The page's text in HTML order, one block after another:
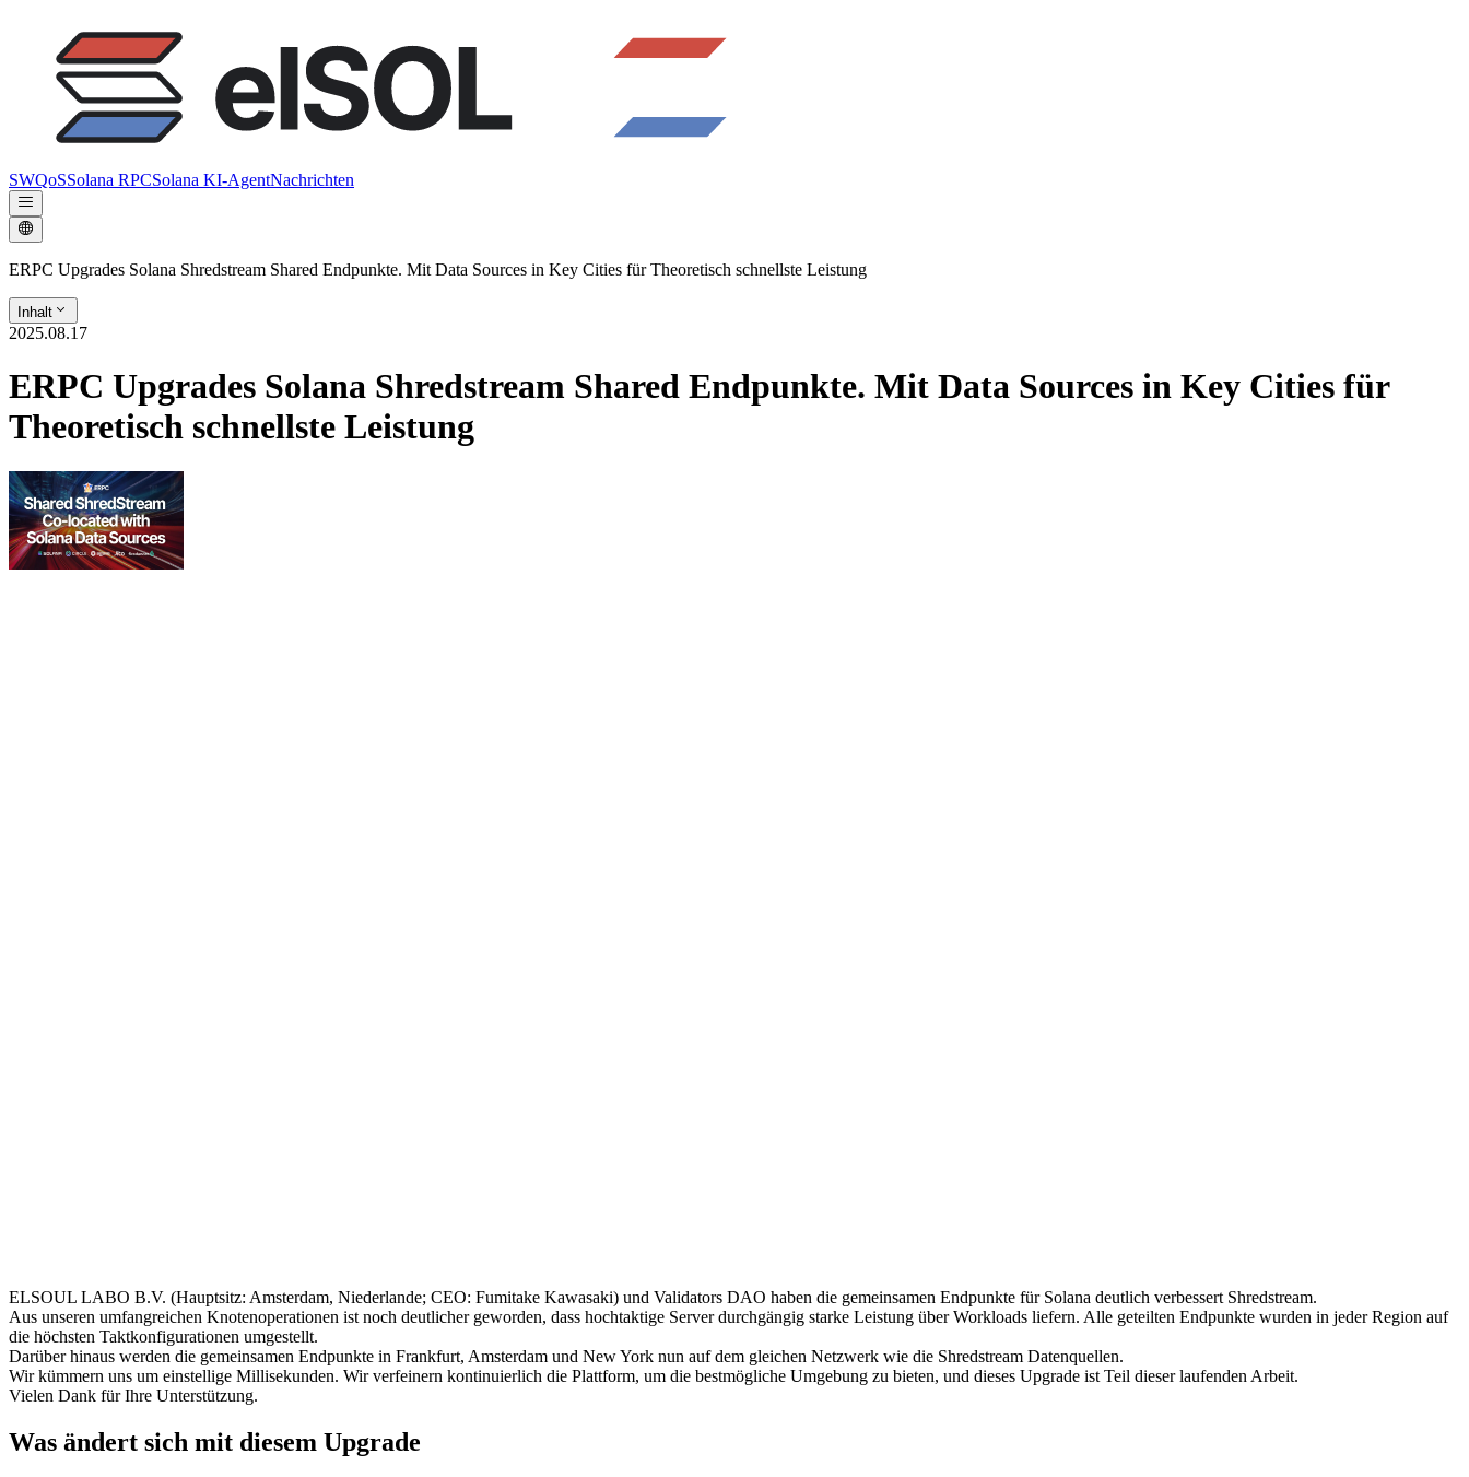
SWQoSSolana RPCSolana KI-AgentNachrichten
ERPC Upgrades Solana Shredstream Shared Endpunkte. Mit Data Sources in Key Cities für Theoretisch schnellste Leistung
Inhalt
2025.08.17
ERPC Upgrades Solana Shredstream Shared Endpunkte. Mit Data Sources in Key Cities für
Theoretisch schnellste Leistung
ELSOUL LABO B.V. (Hauptsitz: Amsterdam, Niederlande; CEO: Fumitake Kawasaki) und Validators DAO haben die gemeinsamen Endpunkte für Solana deutlich verbessert Shredstream.
Aus unseren umfangreichen Knotenoperationen ist noch deutlicher geworden, dass hochtaktige Server durchgängig starke Leistung über Workloads liefern. Alle geteilten Endpunkte wurden in jeder Region auf
die höchsten Taktkonfigurationen umgestellt.
Darüber hinaus werden die gemeinsamen Endpunkte in Frankfurt, Amsterdam und New York nun auf dem gleichen Netzwerk wie die Shredstream Datenquellen.
Wir kümmern uns um einstellige Millisekunden. Wir verfeinern kontinuierlich die Plattform, um die bestmögliche Umgebung zu bieten, und dieses Upgrade ist Teil dieser laufenden Arbeit.
Vielen Dank für Ihre Unterstützung.
Was ändert sich mit diesem Upgrade